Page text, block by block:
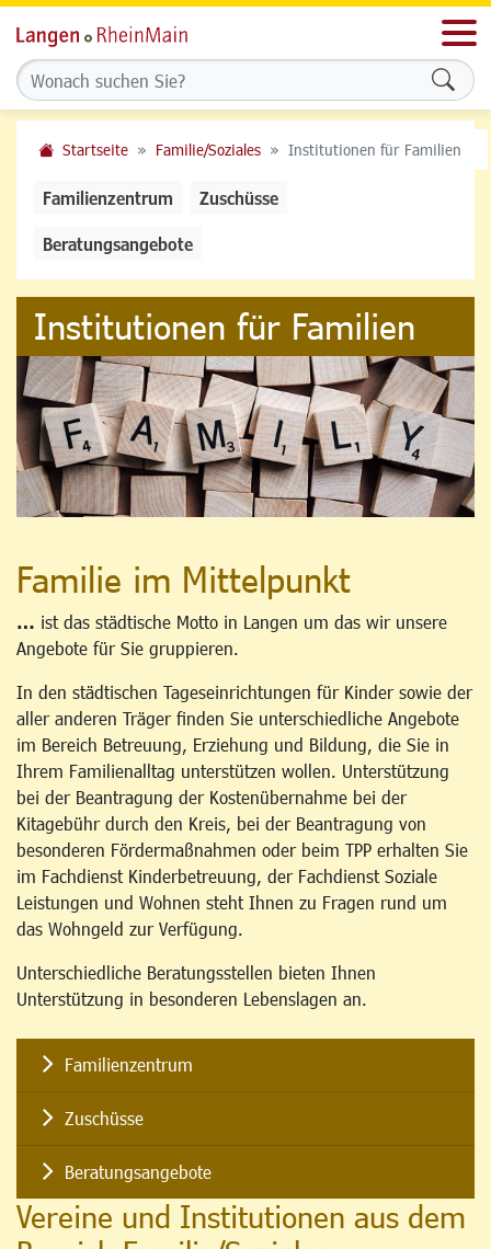
Startseite Familie/Soziales Institutionen für Familien
Familienzentrum Zuschüsse
Beratungsangebote
Institutionen für Familien
Familie im Mittelpunkt
… ist das städtische Motto in Langen um das wir unsere
Angebote für Sie gruppieren.
In den städtischen Tageseinrichtungen für Kinder sowie der
aller anderen Träger finden Sie unterschiedliche Angebote
im Bereich Betreuung, Erziehung und Bildung, die Sie in
Ihrem Familienalltag unterstützen wollen. Unterstützung
bei der Beantragung der Kostenübernahme bei der
Kitagebühr durch den Kreis, bei der Beantragung von
besonderen Fördermaßnahmen oder beim TPP erhalten Sie
im Fachdienst Kinderbetreuung, der Fachdienst Soziale
Leistungen und Wohnen steht Ihnen zu Fragen rund um
das Wohngeld zur Verfügung.
Unterschiedliche Beratungsstellen bieten Ihnen
Unterstützung in besonderen Lebenslagen an.
Familienzentrum
Zuschüsse
Beratungsangebote
Vereine und Institutionen aus dem